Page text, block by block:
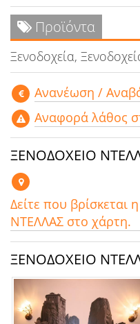
Προϊόντα
Ξενοδοχεία,
Aνανέωση /
Αναφορά λάθος
ΞΕΝΟΔΟΧΕΙΟ
Δείτε που βρίσκεται
ΝΤΕΛΛΑΣ στο χάρτη.
ΞΕΝΟΔΟΧΕΙΟ